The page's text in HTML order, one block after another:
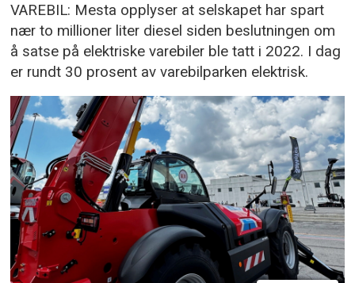
VAREBIL: Mesta opplyser at selskapet har spart
nær to millioner liter diesel siden beslutningen om
å satse på elektriske varebiler ble tatt i 2022. I dag
er rundt 30 prosent av varebilparken elektrisk.